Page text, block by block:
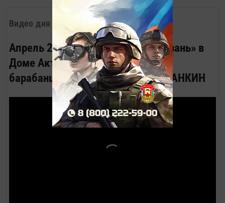
Видео дня
Апрель 2023. Вечер журнала «Казань» в
Доме Актёра. Песню «Весёлый
барабанщик» исполняет Роман ЛАНКИН